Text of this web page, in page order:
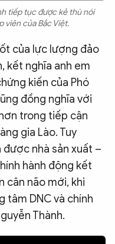
tiếp tục được kẻ thù nói
viên của Bắc Việt.
của lực lượng đảo
kết nghĩa anh em
kiến của Phó
đồng nghĩa với
trong tiếp cận
gia Lào. Tuy
nhà sản xuất –
hành động kết
cân não mới, khi
tâm DNC và chính
Thành.